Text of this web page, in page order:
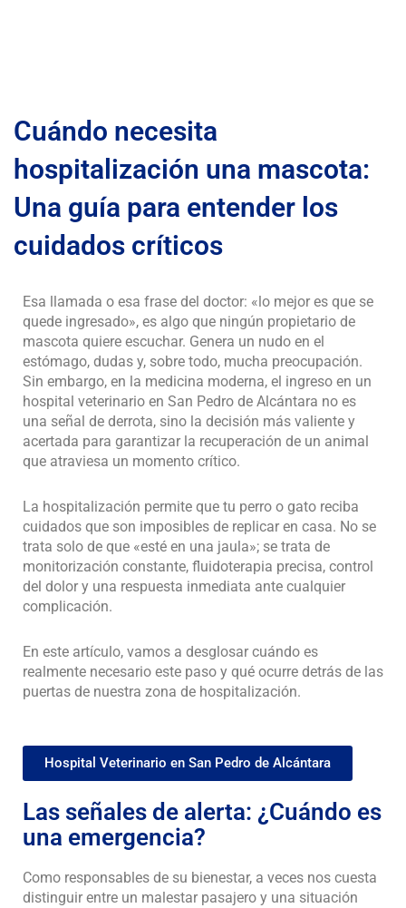
Cuándo necesita
hospitalización una mascota:
Una guía para entender los
cuidados críticos
Esa llamada o esa frase del doctor: «lo mejor es que se
quede ingresado», es algo que ningún propietario de
mascota quiere escuchar. Genera un nudo en el
estómago, dudas y, sobre todo, mucha preocupación.
Sin embargo, en la medicina moderna, el ingreso en un
hospital veterinario en San Pedro de Alcántara no es
una señal de derrota, sino la decisión más valiente y
acertada para garantizar la recuperación de un animal
que atraviesa un momento crítico.
La hospitalización permite que tu perro o gato reciba
cuidados que son imposibles de replicar en casa. No se
trata solo de que «esté en una jaula»; se trata de
monitorización constante, fluidoterapia precisa, control
del dolor y una respuesta inmediata ante cualquier
complicación.
En este artículo, vamos a desglosar cuándo es
realmente necesario este paso y qué ocurre detrás de las
puertas de nuestra zona de hospitalización.
Hospital Veterinario en San Pedro de Alcántara
Las señales de alerta: ¿Cuándo es
una emergencia?
Como responsables de su bienestar, a veces nos cuesta
distinguir entre un malestar pasajero y una situación